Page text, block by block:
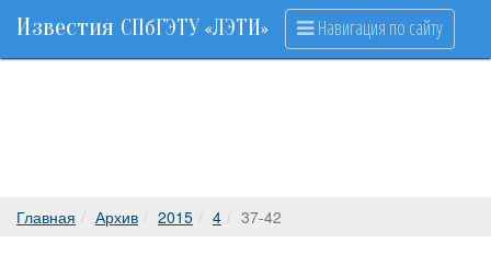
Известия СПбГЭТУ «ЛЭТИ» Навигация по сайту
Главная Архив 2015 4 37-42